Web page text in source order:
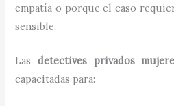
empatía o porque el caso
sensible.
Lasdetectives privados
capacitadas para: